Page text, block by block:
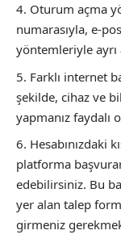
Oturum açma
numarasıyla, e-
yöntemleriyle ayrı
Farklı internet
şekilde, cihaz ve
yapmanız faydalı
Hesabınızdaki
platforma
edebilirsiniz. Bu
yer alan talep
girmeniz